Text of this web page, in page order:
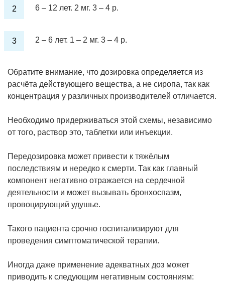
6 – 12 лет. 2 мг. 3 – 4 р.
2 – 6 лет. 1 – 2 мг. 3 – 4 р.
Обратите внимание, что дозировка определяется из
расчёта действующего вещества, а не сиропа, так как
концентрация у различных производителей отличается.
Необходимо придерживаться этой схемы, независимо
от того, раствор это, таблетки или инъекции.
Передозировка может привести к тяжёлым
последствиям и нередко к смерти. Так как главный
компонент негативно отражается на сердечной
деятельности и может вызывать бронхоспазм,
провоцирующий удушье.
Такого пациента срочно госпитализируют для
проведения симптоматической терапии.
Иногда даже применение адекватных доз может
приводить к следующим негативным состояниям: